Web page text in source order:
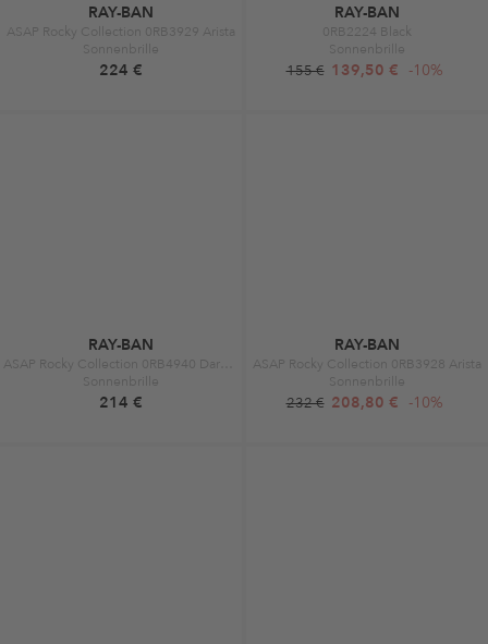
RAY-BAN
ASAP Rocky Collection 0RB3929 Arista
Sonnenbrille
224 €
RAY-BAN
0RB2224 Black
Sonnenbrille
155 € 139,50 € -10%
RAY-BAN
Sonnenbrille
214 €
RAY-BAN
ASAP Rocky Collection 0RB3928 Arista
Sonnenbrille
232 € 208,80 € -10%